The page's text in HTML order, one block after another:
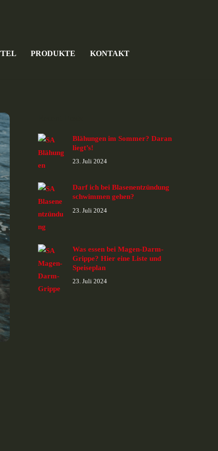
PRODUKTE KONTAKT
Blähungen im Sommer? Daran
liegt’s!
23. Juli 2024
Darf ich bei Blasenentzündung
schwimmen gehen?
23. Juli 2024
Was essen bei Magen-Darm-
Grippe? Hier eine Liste und
Speiseplan
23. Juli 2024